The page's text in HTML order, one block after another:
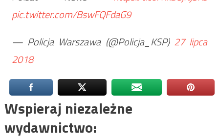
pic.twitter.com/BswFQFdaG9
— Policja Warszawa (@Policja_KSP) 27 lipca
2018
Wspieraj niezależne
wydawnictwo: